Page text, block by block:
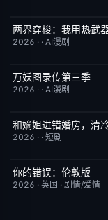
完结
2026 · · AI漫剧
完结
万妖图录传第三季
2026 · · AI漫剧
完结
2026 · · 短剧
6月23日更新
你的错误：伦敦版
2026 · 英国 · 剧情/爱情